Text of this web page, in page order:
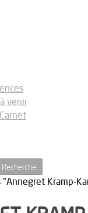
venir
Kramp-